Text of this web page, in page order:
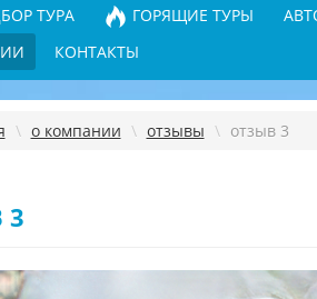
ТУРА ГОРЯЩИЕ ТУРЫ
КОНТАКТЫ
\ о компании \ отзывы \ отзыв 3
3